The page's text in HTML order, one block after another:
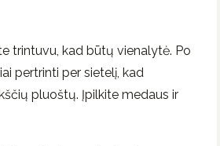
trintuvu, kad būtų vienalytė. Po
pertrinti per sietelį, kad
pluoštų. Įpilkite medaus ir